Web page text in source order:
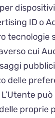
ID o
tecnologie
cui
delle
proprie